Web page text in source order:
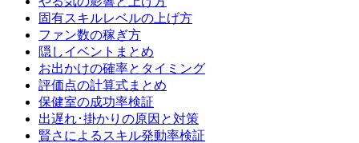
固有スキルレベルの上げ方
ファン数の稼ぎ方
隠しイベントまとめ
お出かけの確率とタイミング
評価点の計算式まとめ
保健室の成功率検証
出遅れ･掛かりの原因と対策
賢さによるスキル発動率検証